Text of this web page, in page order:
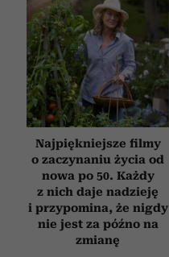
Najpiękniejsze filmy
o zaczynaniu życia od
nowa po 50. Każdy
z nich daje nadzieję
i przypomina, że nigdy
nie jest za późno na
zmianę